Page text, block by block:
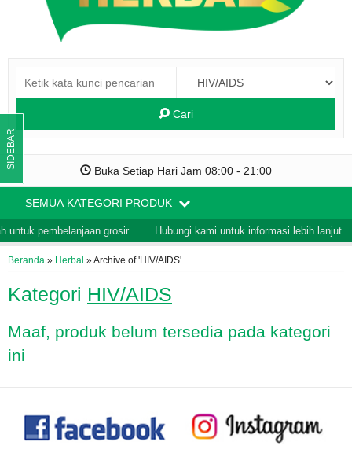
Cari
Buka Setiap Hari Jam 08:00 - 21:00
SEMUA KATEGORI PRODUK
untuk pembelanjaan grosir. Hubungi kami untuk informasi lebih lanjut.
Beranda » Herbal »Archive of 'HIV/AIDS'
Kategori HIV/AIDS
Maaf, produk belum tersedia pada kategori
ini
SIDEBAR